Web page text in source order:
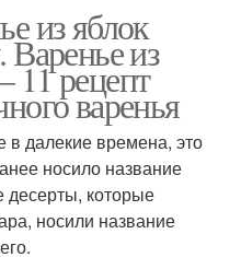
из яблок
из
11 рецепт
варенья
в далекие времена, это
носило название
которые
носили название